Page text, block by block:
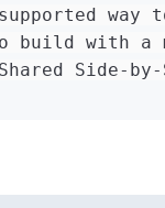
way
build with a
Side-